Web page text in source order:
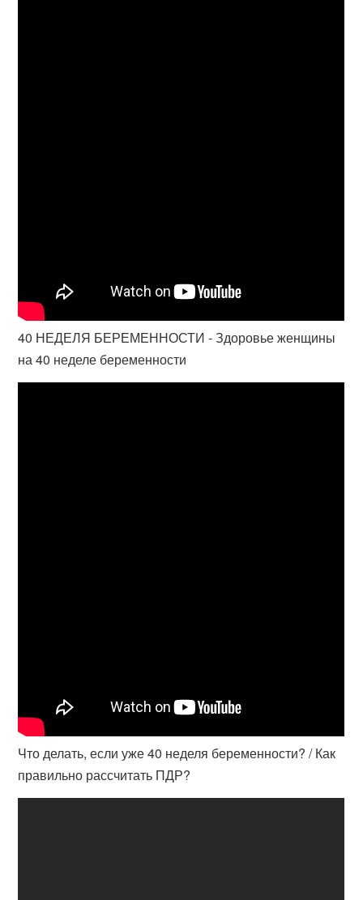
40 НЕДЕЛЯ БЕРЕМЕННОСТИ - Здоровье женщины
на 40 неделе беременности
Что делать, если уже 40 неделя беременности? / Как
правильно рассчитать ПДР?